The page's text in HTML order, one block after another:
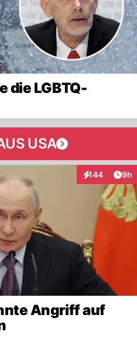
die LGBTQ-
USA
144
Interaktionen
9h
Angriff auf